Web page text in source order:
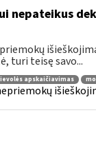
nepateikus
turi teisę savo...
apskaičiavimas